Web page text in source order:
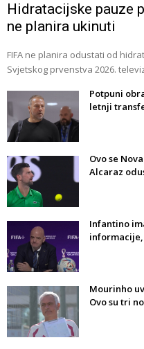
Hidratacijske pauze
ne planira ukinuti
FIFA ne planira odustati od
Svjetskog prvenstva 2026.
Potpuni
letnji
Ovo se
Alcaraz
Infantino
informacije,
Mourinho
Ovo su tri